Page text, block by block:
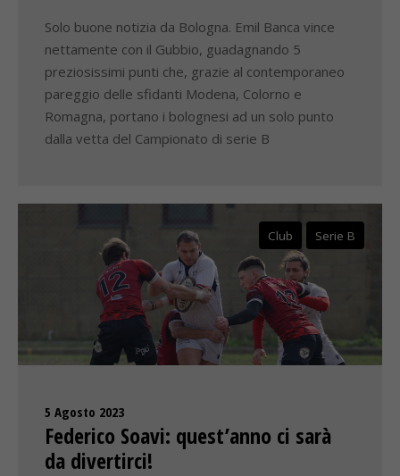
Solo buone notizia da Bologna. Emil Banca vince
nettamente con il Gubbio, guadagnando 5
preziosissimi punti che, grazie al contemporaneo
pareggio delle sfidanti Modena, Colorno e
Romagna, portano i bolognesi ad un solo punto
dalla vetta del Campionato di serie B
Club Serie B
5 Agosto 2023
Federico Soavi: quest’anno ci sarà
da divertirci!